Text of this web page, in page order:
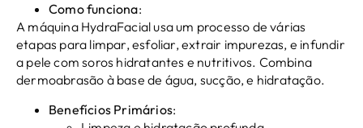
Como funciona:
A máquina HydraFacial usa um processo de várias
etapas para limpar, esfoliar, extrair impurezas, e infundir
a pele com soros hidratantes e nutritivos. Combina
dermoabrasão à base de água, sucção, e hidratação.
Benefícios Primários: